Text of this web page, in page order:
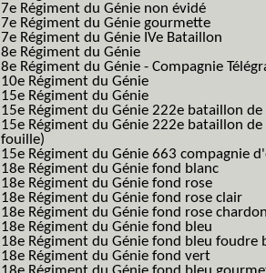
7e Régiment du Génie non évidé
7e Régiment du Génie gourmette
7e Régiment du Génie IVe Bataillon
8e Régiment du Génie
8e Régiment du Génie - Compagnie
10e Régiment du Génie
15e Régiment du Génie
15e Régiment du Génie 222e bataillon
15e Régiment du Génie 222e bataillon
fouille)
15e Régiment du Génie 663 compagnie
18e Régiment du Génie fond blanc
18e Régiment du Génie fond rose
18e Régiment du Génie fond rose clair
18e Régiment du Génie fond rose
18e Régiment du Génie fond bleu
18e Régiment du Génie fond bleu foudre
18e Régiment du Génie fond vert